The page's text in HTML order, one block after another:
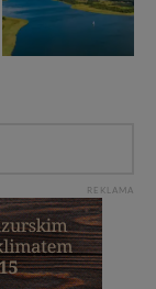
REKLAMA